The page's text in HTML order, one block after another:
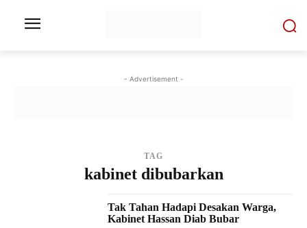
- Advertisement -
TAG
kabinet dibubarkan
Tak Tahan Hadapi Desakan Warga,
Kabinet Hassan Diab Bubar